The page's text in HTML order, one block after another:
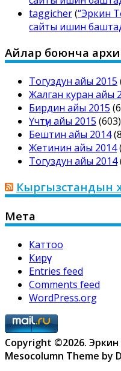
taggicher(“Эркин
сайты ишин
Айлар боюнча
Тогуздун айы 2015
Жалган куран айы
Бирдин айы 2015
Үчтүн айы 2015 (603)
Бештин айы 2014
Жетинин айы 2014
Тогуздун айы 2014
Мета
Каттоо
Кирүү
Entries feed
Comments feed
WordPress.org
Copyright ©2026.
Mesocolumn Theme by